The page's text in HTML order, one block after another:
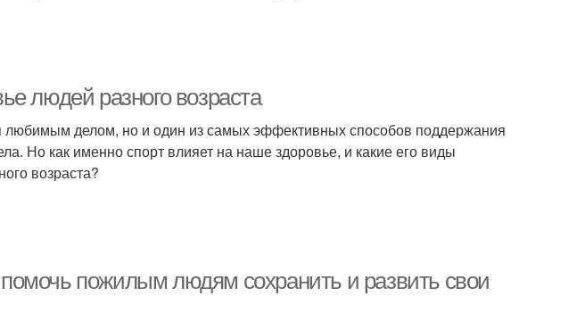
людей разного возраста
любимым делом, но и один из самых эффективных способов поддержания
Но как именно спорт влияет на наше здоровье, и какие его виды
возраста?
пожилым людям сохранить и развить свои